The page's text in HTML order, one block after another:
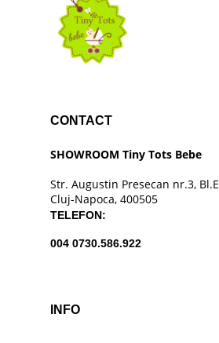
CONTACT
SHOWROOM Tiny Tots Bebe
Str. Augustin Presecan nr.3, Bl.E
Cluj-Napoca, 400505
TELEFON:
004 0730.586.922
INFO